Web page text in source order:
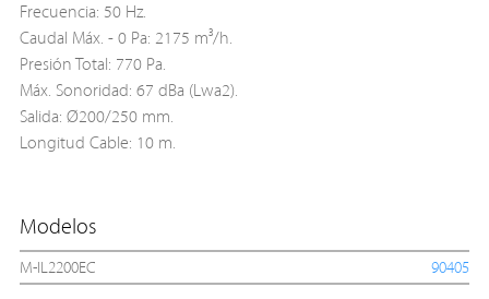
Frecuencia: 50 Hz.
Caudal Máx. - 0 Pa: 2175 m³/h.
Presión Total: 770 Pa.
Máx. Sonoridad: 67 dBa (Lwa2).
Salida: Ø200/250 mm.
Longitud Cable: 10 m.
Modelos
M-IL2200EC 90405